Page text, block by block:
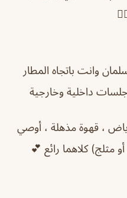
وانت باتجاه المطار
داخلية وخارجية
، قهوة مذهلة ، أوصي
مثلج) كلاهما رائع 💕